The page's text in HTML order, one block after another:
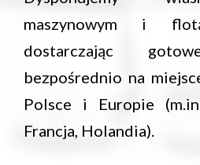
maszynowym i
dostarczając
bezpośrednio na
Polsce i Europie
Francja, Holandia).